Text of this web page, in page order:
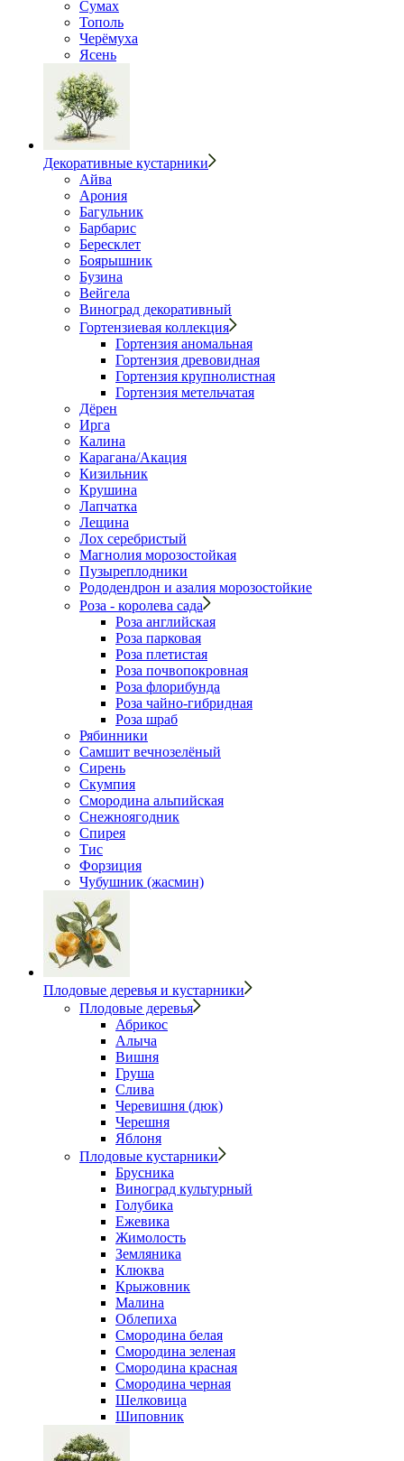
Сумах
Тополь
Черёмуха
Ясень
Декоративные кустарники
Айва
Арония
Багульник
Барбарис
Бересклет
Боярышник
Бузина
Вейгела
Виноград декоративный
Гортензиевая коллекция
Гортензия аномальная
Гортензия древовидная
Гортензия крупнолистная
Гортензия метельчатая
Дёрен
Ирга
Калина
Карагана/Акация
Кизильник
Крушина
Лапчатка
Лещина
Лох серебристый
Магнолия морозостойкая
Пузыреплодники
Рододендрон и азалия морозостойкие
Роза - королева сада
Роза английская
Роза парковая
Роза плетистая
Роза почвопокровная
Роза флорибунда
Роза чайно-гибридная
Роза шраб
Рябинники
Самшит вечнозелёный
Сирень
Скумпия
Смородина альпийская
Снежноягодник
Спирея
Тис
Форзиция
Чубушник (жасмин)
Плодовые деревья и кустарники
Плодовые деревья
Абрикос
Алыча
Вишня
Груша
Слива
Черевишня (дюк)
Черешня
Яблоня
Плодовые кустарники
Брусника
Виноград культурный
Голубика
Ежевика
Жимолость
Земляника
Клюква
Крыжовник
Малина
Облепиха
Смородина белая
Смородина зеленая
Смородина красная
Смородина черная
Шелковица
Шиповник